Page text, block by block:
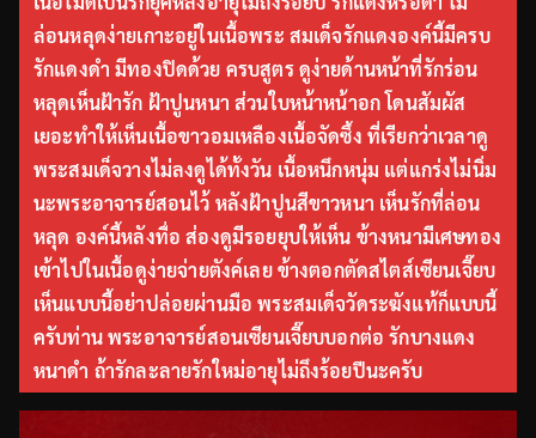
ล่อนหลุดง่ายเกาะอยู่ในเนื้อพระ สมเด็จรักแดงองค์นี้มีครบ
รักแดงดำ มีทองปิดด้วย ครบสูตร ดูง่ายด้านหน้าที่รักร่อน
หลุดเห็นฝ้ารัก ฝ้าปูนหนา ส่วนใบหน้าหน้าอก โดนสัมผัส
เยอะทำให้เห็นเนื้อขาวอมเหลืองเนื้อจัดซึ้ง ที่เรียกว่าเวลาดู
พระสมเด็จวางไม่ลงดูได้ทั้งวัน เนื้อหนึกหนุ่ม แต่แกร่งไม่นิ่ม
นะพระอาจารย์สอนไว้ หลังฝ้าปูนสีขาวหนา เห็นรักที่ล่อน
หลุด องค์นี้หลังทื่อ ส่องดูมีรอยยุบให้เห็น ข้างหนามีเศษทอง
เข้าไปในเนื้อดูง่ายจ่ายตังค์เลย ข้างตอกตัดสไตส์เซียนเจี๊ยบ
เห็นแบบนี้อย่าปล่อยผ่านมือ พระสมเด็จวัดระฆังแท้ก็แบบนี้
ครับท่าน พระอาจารย์สอนเซียนเจี๊ยบบอกต่อ รักบางแดง
หนาดำ ถ้ารักละลายรักใหม่อายุไม่ถึงร้อยปีนะครับ